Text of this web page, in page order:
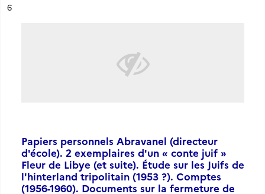
n°
6
Papiers personnels Abravanel (directeur
d'école). 2 exemplaires d'un « conte juif »
Fleur de Libye (et suite). Étude sur les Juifs de
l'hinterland tripolitain (1953 ?). Comptes
(1956-1960). Documents sur la fermeture de